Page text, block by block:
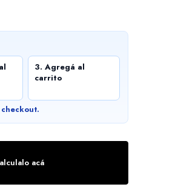
3. Agregá al
carrito
acá